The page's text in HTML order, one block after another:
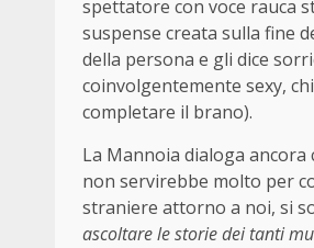
spettatore con voce rauca
suspense creata sulla fine
della persona e gli dice
coinvolgentemente sexy,
completare il brano).
La Mannoia dialoga
non servirebbe molto per
straniere attorno a noi, si
ascoltare le storie dei tanti